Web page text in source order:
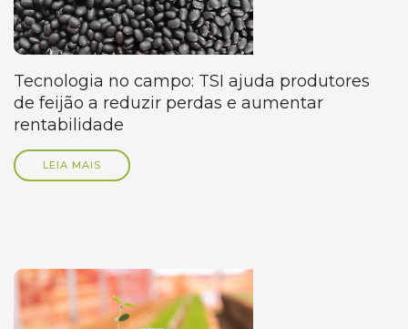
Tecnologia no campo: TSI ajuda produtores
de feijão a reduzir perdas e aumentar
rentabilidade
LEIA MAIS